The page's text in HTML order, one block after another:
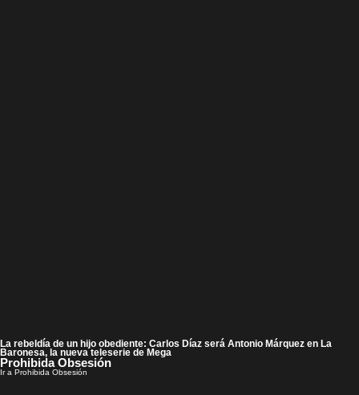
La rebeldía de un hijo obediente: Carlos Díaz será Antonio Márquez en La
Baronesa, la nueva teleserie de Mega
Prohibida Obsesión
Ir a Prohibida Obsesión